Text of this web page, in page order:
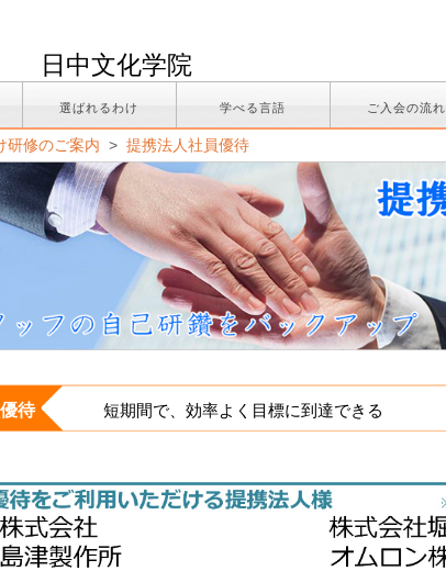
日中文化学院
選ばれるわけ 学べる言語 ご入会の流れ
研修のご案内 > 提携法人社員優待
待 短期間で、効率よく目標に到達できる